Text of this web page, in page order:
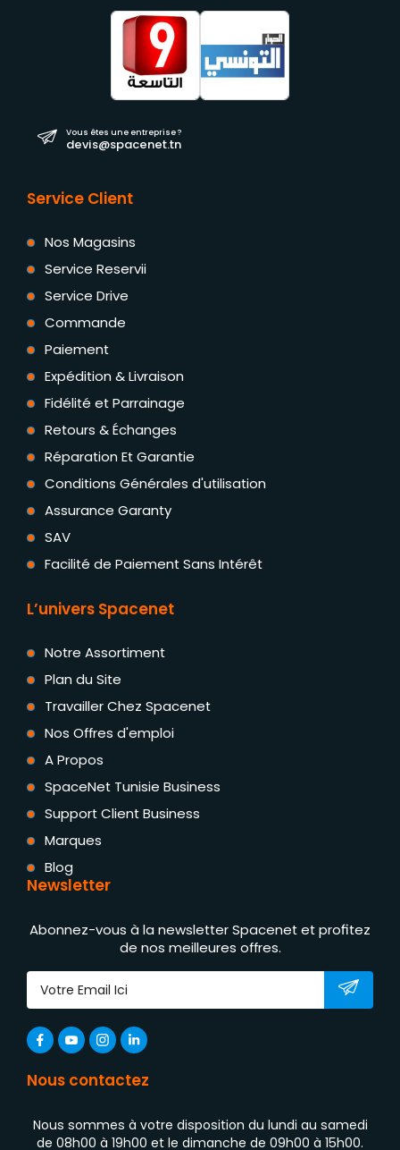
Vous êtes une entreprise ?
devis@spacenet.tn
Service Client
Nos Magasins
Service Reservii
Service Drive
Commande
Paiement
Expédition & Livraison
Fidélité et Parrainage
Retours & Échanges
Réparation Et Garantie
Conditions Générales d'utilisation
Assurance Garanty
SAV
Facilité de Paiement Sans Intérêt
L’univers Spacenet
Notre Assortiment
Plan du Site
Travailler Chez Spacenet
Nos Offres d'emploi
A Propos
SpaceNet Tunisie Business
Support Client Business
Marques
Blog
Newsletter
Abonnez-vous à la newsletter Spacenet et profitez
de nos meilleures offres.
Nous contactez
Nous sommes à votre disposition du lundi au samedi
de 08h00 à 19h00 et le dimanche de 09h00 à 15h00.